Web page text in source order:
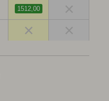
1512,00
×